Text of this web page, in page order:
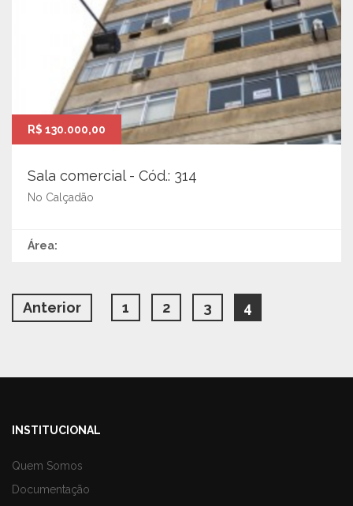
R$ 130.000,00
Sala comercial - Cód.: 314
No Calçadão
Área:
Anterior 1 2 3 4
INSTITUCIONAL
Quem Somos
Documentação